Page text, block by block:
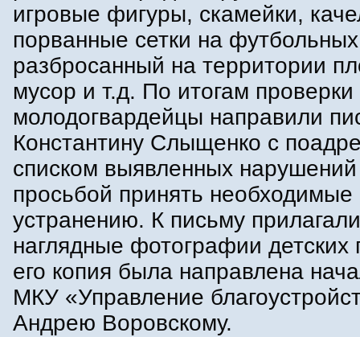
игровые фигуры, скамейки,
порванные сетки на
разбросанный на территории
мусор и т.д. По итогам проверки
молодогвардейцы направили
Константину Слыщенко с
списком выявленных
просьбой принять
устранению. К письму
наглядные фотографии
его копия была направлена
МКУ «Управление
Андрею Воровскому.